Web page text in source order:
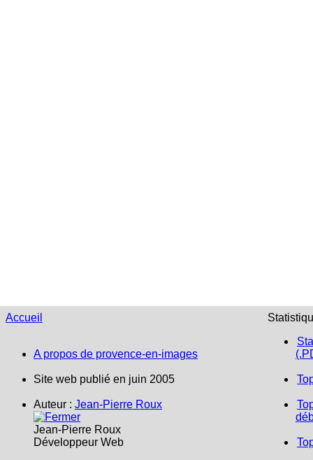
Accueil
A propos de provence-en-images
Site web publié en juin 2005
Auteur : Jean-Pierre Roux
Jean-Pierre Roux
Développeur Web